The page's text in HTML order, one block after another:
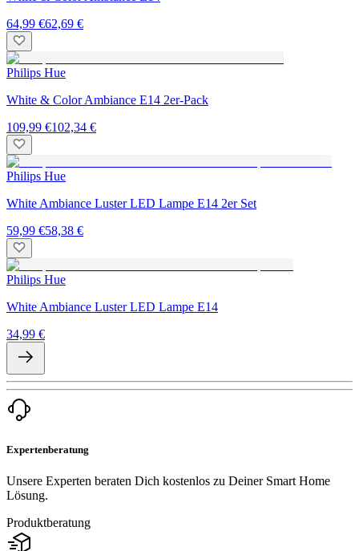
64,99 €62,69 €
Philips Hue
White & Color Ambiance E14 2er-Pack
109,99 €102,34 €
Philips Hue
White Ambiance Luster LED Lampe E14 2er Set
59,99 €58,38 €
Philips Hue
White Ambiance Luster LED Lampe E14
34,99 €
Expertenberatung
Unsere Experten beraten Dich kostenlos zu Deiner Smart Home
Lösung.
Produktberatung